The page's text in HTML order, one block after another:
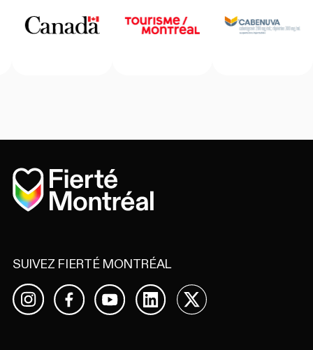
Accueil
SUIVEZ FIERTÉ MONTRÉAL
InstagramFacebookYouTubeLinkedIn
X